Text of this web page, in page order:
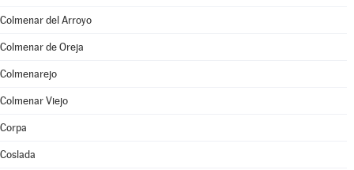
Colmenar del Arroyo
Colmenar de Oreja
Colmenarejo
Colmenar Viejo
Corpa
Coslada